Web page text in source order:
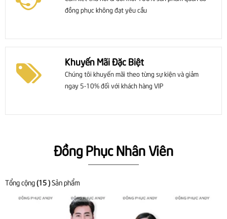
đồng phục không đạt yêu cầu
Khuyến Mãi Đặc Biệt
Chúng tôi khuyến mãi theo từng sự kiện và giảm
ngay 5-10% đối với khách hàng VIP
Đồng Phục Nhân Viên
Tổng cộng (15 ) Sản phẩm